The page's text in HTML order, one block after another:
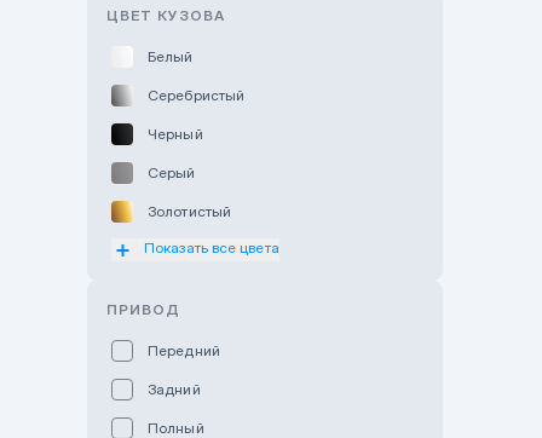
ЦВЕТ КУЗОВА
Белый
Серебристый
Черный
Серый
Золотистый
Оранжевый
Показать все цвета
ПРИВОД
Передний
Задний
Полный